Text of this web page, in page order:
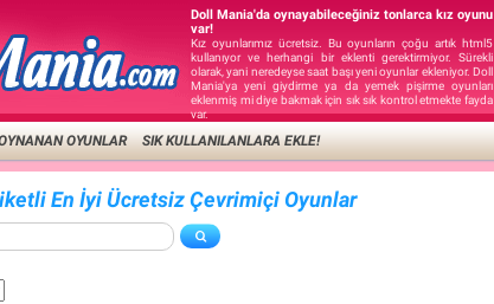
Doll Mania'da oynayabileceğiniz tonlarca kız oyunu
var!
Kız oyunlarımız ücretsiz. Bu oyunların çoğu artık html5
kullanıyor ve herhangi bir eklenti gerektirmiyor. Sürekli
olarak, yani neredeyse saat başı yeni oyunlar ekleniyor. Doll
Mania'ya yeni giydirme ya da yemek pişirme oyunları
eklenmiş mi diye bakmak için sık sık kontrol etmekte fayda
var.
OYUNLAR SIK KULLANILANLARA EKLE!
En İyi Ücretsiz Çevrimiçi Oyunlar